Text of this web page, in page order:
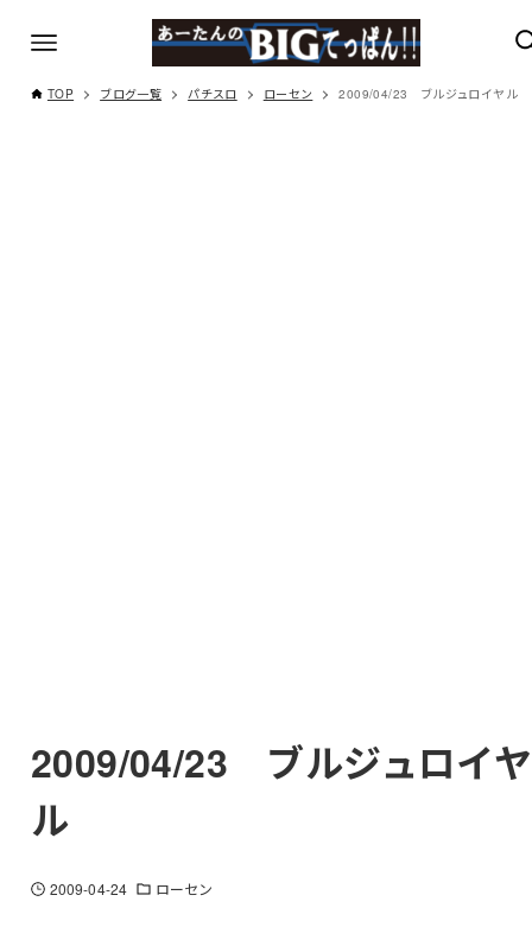
TOP ブログ一覧 パチスロ ローセン 2009/04/23 ブルジュロイヤル
2009/04/23 ブルジュロイヤ
ル
2009-04-24 ローセン